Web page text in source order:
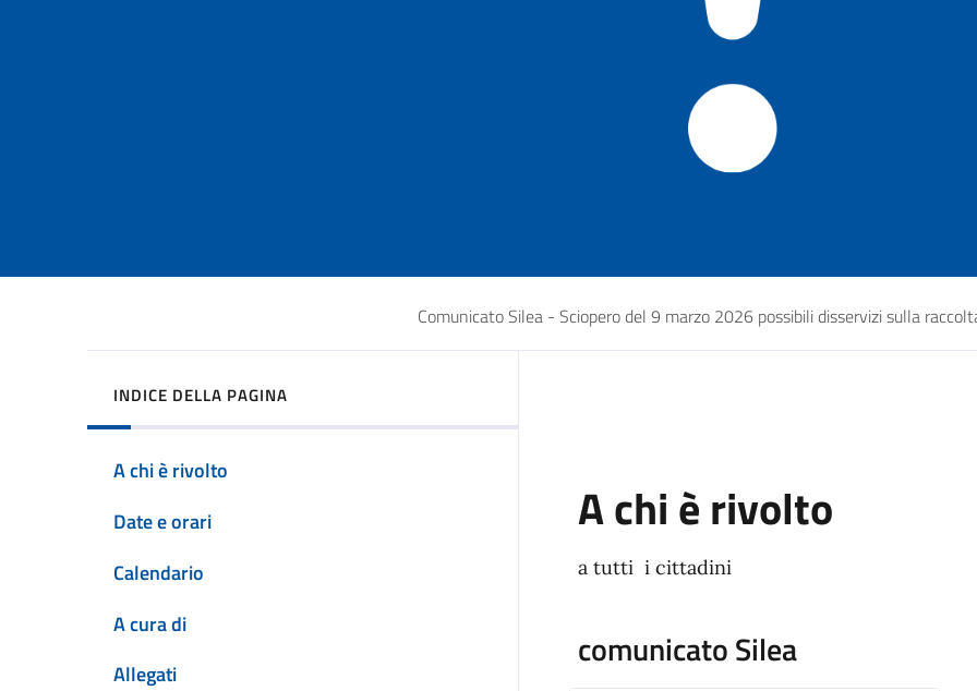
Comunicato Silea - Sciopero del 9 marzo 2026 possibili disservizi sulla
INDICE DELLA PAGINA
A chi è rivolto
Date e orari
Calendario
A cura di
Allegati
A chi è rivolto
a tutti i cittadini
comunicato Silea